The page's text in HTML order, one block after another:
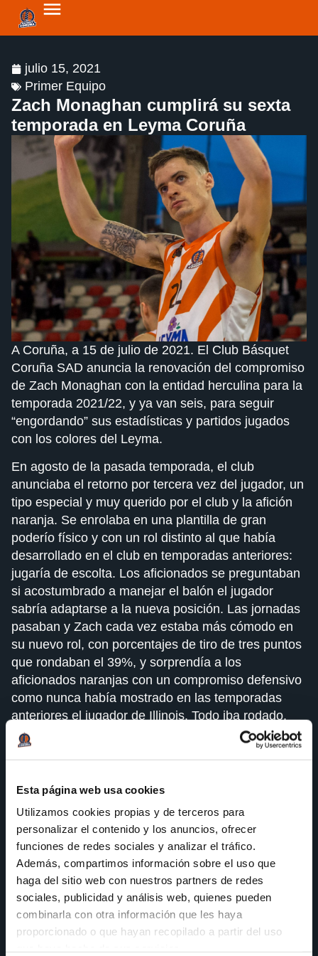
Esta página web usa cookies
Utilizamos cookies propias y de terceros para
personalizar el contenido y los anuncios, ofrecer
funciones de redes sociales y analizar el tráfico.
Además, compartimos información sobre el uso que
haga del sitio web con nuestros partners de redes
sociales, publicidad y análisis web, quienes pueden
combinarla con otra información que les haya
proporcionado o que hayan recopilado a partir del uso
julio 15, 2021
Primer Equipo
Zach Monaghan cumplirá su sexta
temporada en Leyma Coruña
A Coruña, a 15 de julio de 2021. El Club Básquet
Coruña SAD anuncia la renovación del compromiso
de Zach Monaghan con la entidad herculina para la
temporada 2021/22, y ya van seis, para seguir
“engordando” sus estadísticas y partidos jugados
con los colores del Leyma.
En agosto de la pasada temporada, el club
anunciaba el retorno por tercera vez del jugador, un
tipo especial y muy querido por el club y la afición
naranja. Se enrolaba en una plantilla de gran
poderío físico y con un rol distinto al que había
desarrollado en el club en temporadas anteriores:
jugaría de escolta. Los aficionados se preguntaban
si acostumbrado a manejar el balón el jugador
sabría adaptarse a la nueva posición. Las jornadas
pasaban y Zach cada vez estaba más cómodo en
su nuevo rol, con porcentajes de tiro de tres puntos
que rondaban el 39%, y sorprendía a los
aficionados naranjas con un compromiso defensivo
como nunca había mostrado en las temporadas
anteriores el jugador de Illinois. Todo iba rodado.
Sin embargo, la inoportuna lesión de Pecius en el
último partido de la primera fase de la liga regular,
que en la parte decisiva de la temporada. Le tocaba
ejercer de director de juego en una temporada
tremendamente exigente, asumiendo todo el peso
de un equipo que luchaba por llegar muy lejos, y no
defraudó, aunque sí se notó que no había
desempeñado ese rol en toda la temporada. Para el
recuerdo quedarán actuaciones memorables del
mago, como las victorias a domicilio contra Breogán
o en Castelló, o la canasta decisiva en la primera